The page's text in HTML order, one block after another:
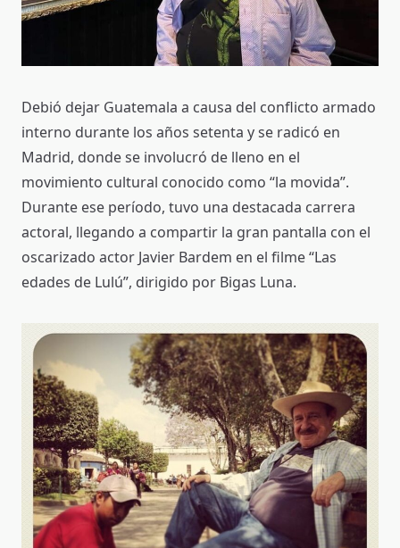
Debió dejar Guatemala a causa del conflicto armado
interno durante los años setenta y se radicó en
Madrid, donde se involucró de lleno en el
movimiento cultural conocido como “la movida”.
Durante ese período, tuvo una destacada carrera
actoral, llegando a compartir la gran pantalla con el
oscarizado actor Javier Bardem en el filme “Las
edades de Lulú”, dirigido por Bigas Luna.